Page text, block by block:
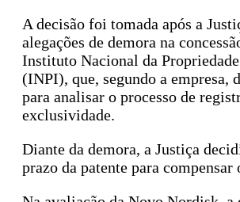
A decisão foi tomada após a
alegações de demora na
Instituto Nacional da
(INPI), que, segundo a empresa,
para analisar o processo de
exclusividade.
Diante da demora, a Justiça
prazo da patente para compensar